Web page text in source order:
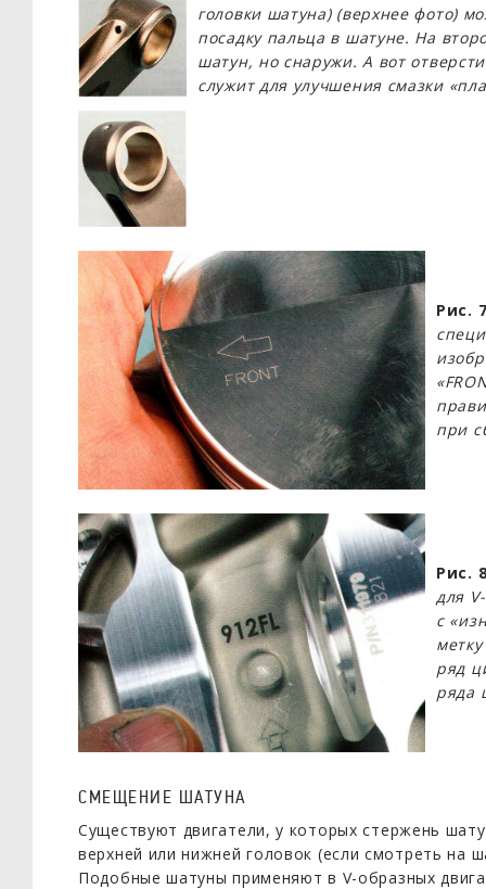
головки шатуна) (верхнее фото)
посадку пальца в шатуне. На
шатун, но снаружи. А вот
служит для улучшения смазки
Рис.
при
Рис.
для
с
ряд
ряда
СМЕЩЕНИЕ ШАТУНА
Существуют двигатели, у которых стержень
верхней или нижней головок (если смотреть на
Подобные шатуны применяют в V-образных